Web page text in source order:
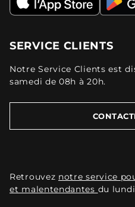
SERVICE CLIENTS
Notre Service Clients est
samedi de 08h à 20h.
Retrouvez notre service
et malentendantes du